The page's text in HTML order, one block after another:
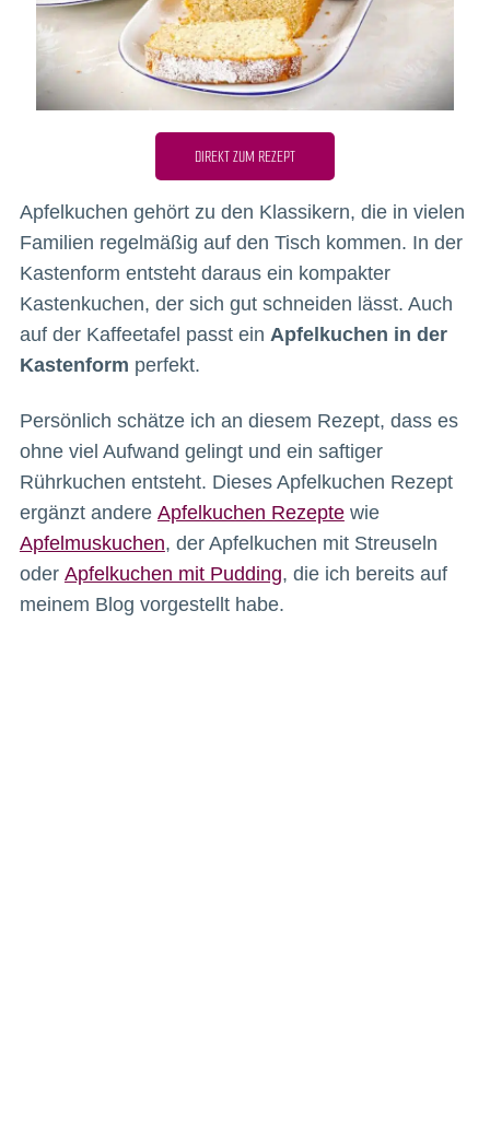
DIREKT ZUM REZEPT
Apfelkuchen gehört zu den Klassikern, die in vielen
Familien regelmäßig auf den Tisch kommen. In der
Kastenform entsteht daraus ein kompakter
Kastenkuchen, der sich gut schneiden lässt. Auch
auf der Kaffeetafel passt ein Apfelkuchen in der
Kastenform perfekt.
Persönlich schätze ich an diesem Rezept, dass es
ohne viel Aufwand gelingt und ein saftiger
Rührkuchen entsteht. Dieses Apfelkuchen Rezept
ergänzt andere Apfelkuchen Rezeptewie
Apfelmuskuchen, der Apfelkuchen mit Streuseln
oder Apfelkuchen mit Pudding, die ich bereits auf
meinem Blog vorgestellt habe.